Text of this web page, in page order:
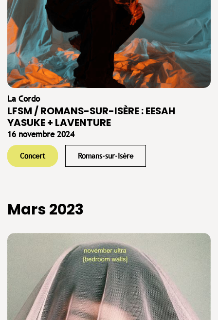
La Cordo
LFSM / ROMANS-SUR-ISÈRE : EESAH
YASUKE + LAVENTURE
16 novembre 2024
Concert Romans-sur-Isère
Mars 2023